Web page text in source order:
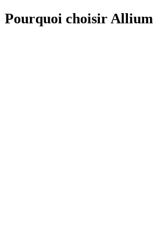
Pourquoi choisir Allium